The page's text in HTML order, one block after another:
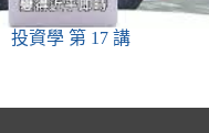
投資學 第 17 講